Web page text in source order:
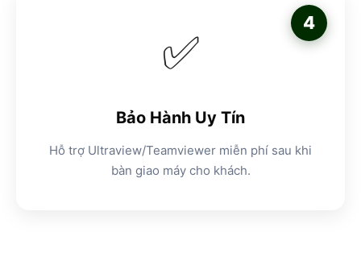
4
✅
Bảo Hành Uy Tín
Hỗ trợ Ultraview/Teamviewer miễn phí sau khi
bàn giao máy cho khách.